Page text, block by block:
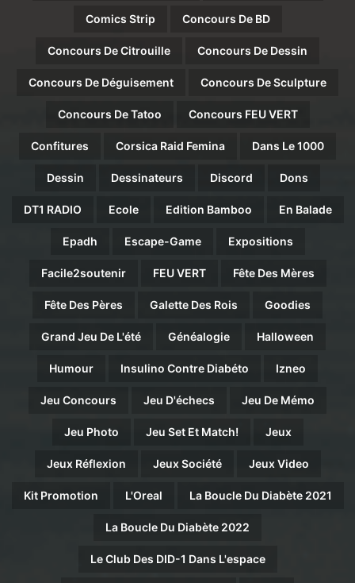
Comics Strip Concours De BD
Concours De Citrouille Concours De Dessin
Concours De Déguisement Concours De Sculpture
Concours De Tatoo Concours FEU VERT
Confitures Corsica Raid Femina Dans Le 1000
Dessin Dessinateurs Discord Dons
DT1 RADIO Ecole Edition Bamboo En Balade
Epadh Escape-Game Expositions
Facile2soutenir FEU VERT Fête Des Mères
Fête Des Pères Galette Des Rois Goodies
Grand Jeu De L'été Généalogie Halloween
Humour Insulino Contre Diabéto Izneo
Jeu Concours Jeu D'échecs Jeu De Mémo
Jeu Photo Jeu Set Et Match! Jeux
Jeux Réflexion Jeux Société Jeux Video
Kit Promotion L'Oreal La Boucle Du Diabète 2021
La Boucle Du Diabète 2022
Le Club Des DID-1 Dans L'espace